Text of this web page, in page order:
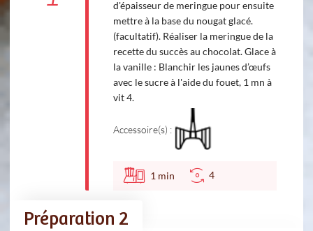
d'épaisseur de meringue pour ensuite
mettre à la base du nougat glacé.
(facultatif). Réaliser la meringue de la
recette du succès au chocolat. Glace à
la vanille : Blanchir les jaunes d’œufs
avec le sucre à l'aide du fouet, 1 mn à
vit 4.
Accessoire(s) :
1 min 4
Préparation 2